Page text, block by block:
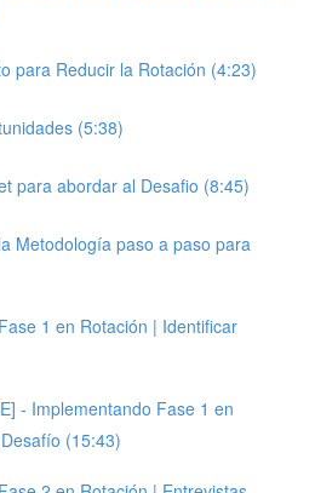
para Reducir la Rotación (4:23)
(5:38)
para abordar al Desafio (8:45)
Metodología paso a paso para
1 en Rotación | Identificar
- Implementando Fase 1 en
(15:43)